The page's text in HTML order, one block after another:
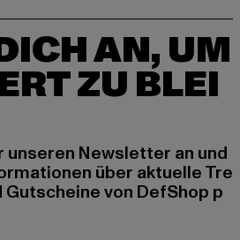
AN, UM
ZU BLEI
unseren Newsletter an und
über aktuelle Tre
Gutscheine von DefShop p